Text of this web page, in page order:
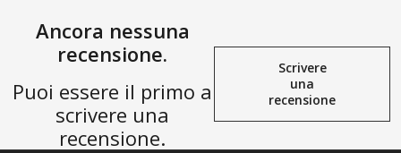
Ancora nessuna
recensione.
Puoi essere il primo a
scrivere una
recensione.
Scrivere
una
recensione